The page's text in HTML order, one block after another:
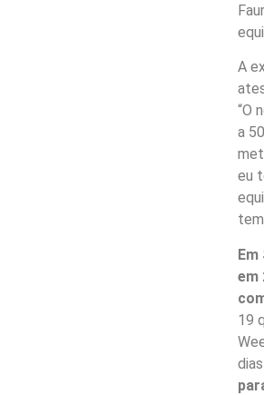
A
“O
a
eu
em
19